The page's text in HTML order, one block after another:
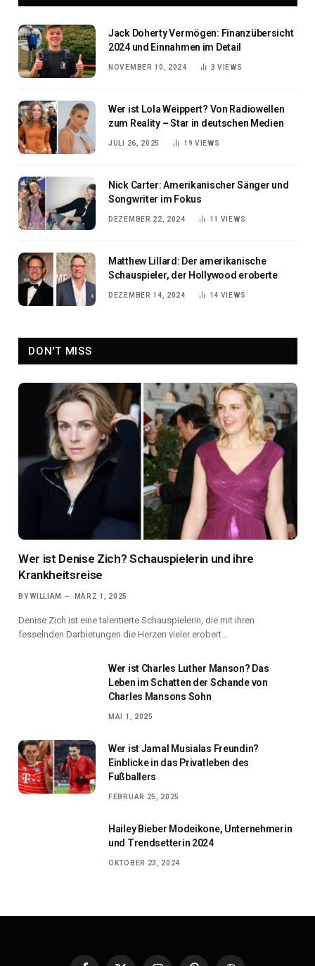
Jack Doherty Vermögen: Finanzübersicht
2024 und Einnahmen im Detail
NOVEMBER 10, 2024 3VIEWS
Wer ist Lola Weippert? Von Radiowellen
zum Reality – Star in deutschen Medien
JULI 26, 2025 19 VIEWS
Nick Carter: Amerikanischer Sänger und
Songwriter im Fokus
DEZEMBER 22, 2024 11 VIEWS
Matthew Lillard: Der amerikanische
Schauspieler, der Hollywood eroberte
DEZEMBER 14, 2024 14 VIEWS
DON'T MISS
Wer ist Denise Zich? Schauspielerin und ihre
Krankheitsreise
BY WILLIAM MÄRZ 1, 2025
Denise Zich ist eine talentierte Schauspielerin, die mit ihren
fesselnden Darbietungen die Herzen vieler erobert…
Wer ist Charles Luther Manson? Das
Leben im Schatten der Schande von
Charles Mansons Sohn
MAI 1, 2025
Wer ist Jamal Musialas Freundin?
Einblicke in das Privatleben des
Fußballers
FEBRUAR 25, 2025
Hailey Bieber Modeikone, Unternehmerin
und Trendsetterin 2024
OKTOBER 23, 2024